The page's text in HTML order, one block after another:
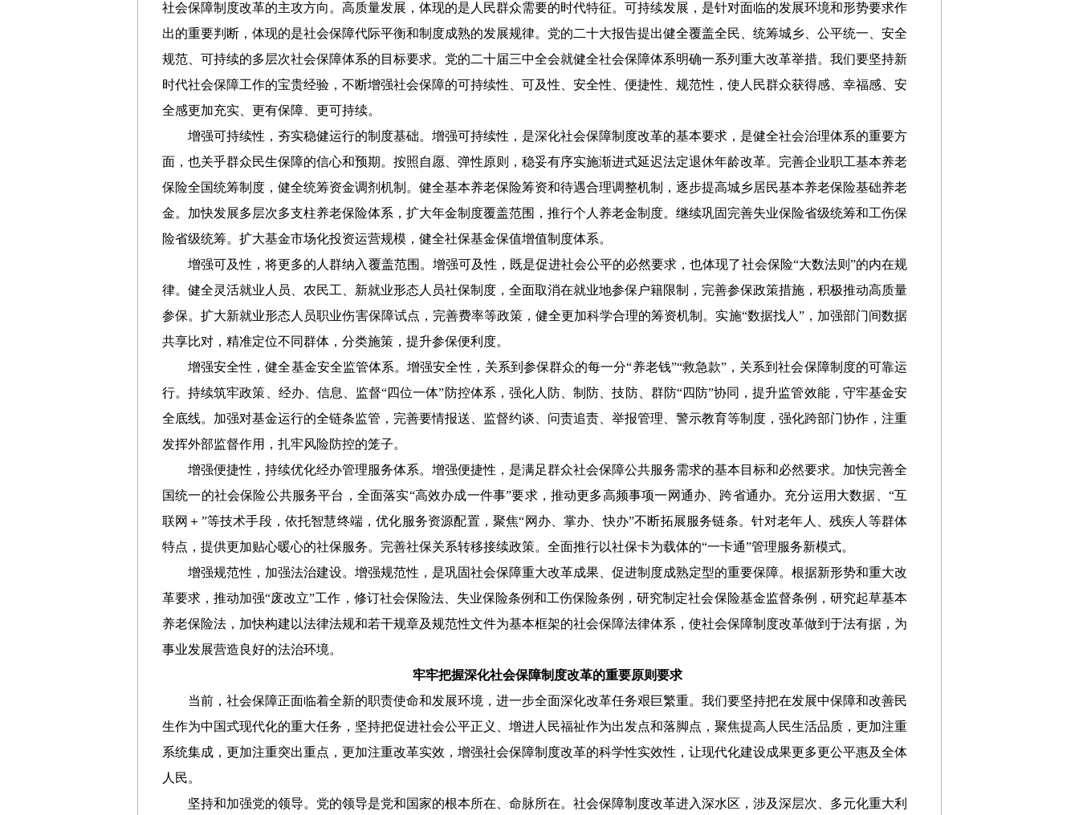
社会保障制度改革的主攻方向。高质量发展，体现的是人民群众需要的时代特征。可持续发展，是针对面临的发展环境和形势要求作
出的重要判断，体现的是社会保障代际平衡和制度成熟的发展规律。党的二十大报告提出健全覆盖全民、统筹城乡、公平统一、安全
规范、可持续的多层次社会保障体系的目标要求。党的二十届三中全会就健全社会保障体系明确一系列重大改革举措。我们要坚持新
时代社会保障工作的宝贵经验，不断增强社会保障的可持续性、可及性、安全性、便捷性、规范性，使人民群众获得感、幸福感、安
全感更加充实、更有保障、更可持续。
增强可持续性，夯实稳健运行的制度基础。增强可持续性，是深化社会保障制度改革的基本要求，是健全社会治理体系的重要方
面，也关乎群众民生保障的信心和预期。按照自愿、弹性原则，稳妥有序实施渐进式延迟法定退休年龄改革。完善企业职工基本养老
保险全国统筹制度，健全统筹资金调剂机制。健全基本养老保险筹资和待遇合理调整机制，逐步提高城乡居民基本养老保险基础养老
金。加快发展多层次多支柱养老保险体系，扩大年金制度覆盖范围，推行个人养老金制度。继续巩固完善失业保险省级统筹和工伤保
险省级统筹。扩大基金市场化投资运营规模，健全社保基金保值增值制度体系。
增强可及性，将更多的人群纳入覆盖范围。增强可及性，既是促进社会公平的必然要求，也体现了社会保险“大数法则”的内在规
律。健全灵活就业人员、农民工、新就业形态人员社保制度，全面取消在就业地参保户籍限制，完善参保政策措施，积极推动高质量
参保。扩大新就业形态人员职业伤害保障试点，完善费率等政策，健全更加科学合理的筹资机制。实施“数据找人”，加强部门间数据
共享比对，精准定位不同群体，分类施策，提升参保便利度。
增强安全性，健全基金安全监管体系。增强安全性，关系到参保群众的每一分“养老钱”“救急款”，关系到社会保障制度的可靠运
行。持续筑牢政策、经办、信息、监督“四位一体”防控体系，强化人防、制防、技防、群防“四防”协同，提升监管效能，守牢基金安
全底线。加强对基金运行的全链条监管，完善要情报送、监督约谈、问责追责、举报管理、警示教育等制度，强化跨部门协作，注重
发挥外部监督作用，扎牢风险防控的笼子。
增强便捷性，持续优化经办管理服务体系。增强便捷性，是满足群众社会保障公共服务需求的基本目标和必然要求。加快完善全
国统一的社会保险公共服务平台，全面落实“高效办成一件事”要求，推动更多高频事项一网通办、跨省通办。充分运用大数据、“互
联网＋”等技术手段，依托智慧终端，优化服务资源配置，聚焦“网办、掌办、快办”不断拓展服务链条。针对老年人、残疾人等群体
特点，提供更加贴心暖心的社保服务。完善社保关系转移接续政策。全面推行以社保卡为载体的“一卡通”管理服务新模式。
增强规范性，加强法治建设。增强规范性，是巩固社会保障重大改革成果、促进制度成熟定型的重要保障。根据新形势和重大改
革要求，推动加强“废改立”工作，修订社会保险法、失业保险条例和工伤保险条例，研究制定社会保险基金监督条例，研究起草基本
养老保险法，加快构建以法律法规和若干规章及规范性文件为基本框架的社会保障法律体系，使社会保障制度改革做到于法有据，为
事业发展营造良好的法治环境。
牢牢把握深化社会保障制度改革的重要原则要求
当前，社会保障正面临着全新的职责使命和发展环境，进一步全面深化改革任务艰巨繁重。我们要坚持把在发展中保障和改善民
生作为中国式现代化的重大任务，坚持把促进社会公平正义、增进人民福祉作为出发点和落脚点，聚焦提高人民生活品质，更加注重
系统集成，更加注重突出重点，更加注重改革实效，增强社会保障制度改革的科学性实效性，让现代化建设成果更多更公平惠及全体
人民。
坚持和加强党的领导。党的领导是党和国家的根本所在、命脉所在。社会保障制度改革进入深水区，涉及深层次、多元化重大利